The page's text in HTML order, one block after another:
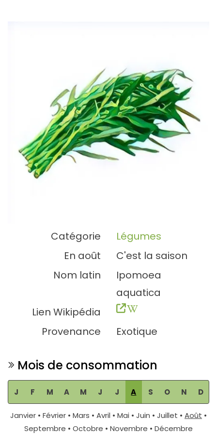
Catégorie
Légumes
En août
C'est la saison
Nom latin
Ipomoea
aquatica
Lien Wikipédia
Provenance
Exotique
Mois de consommation
J F M A M J J A S O N D
Janvier • Février • Mars • Avril • Mai • Juin • Juillet • Août •
Septembre • Octobre • Novembre • Décembre